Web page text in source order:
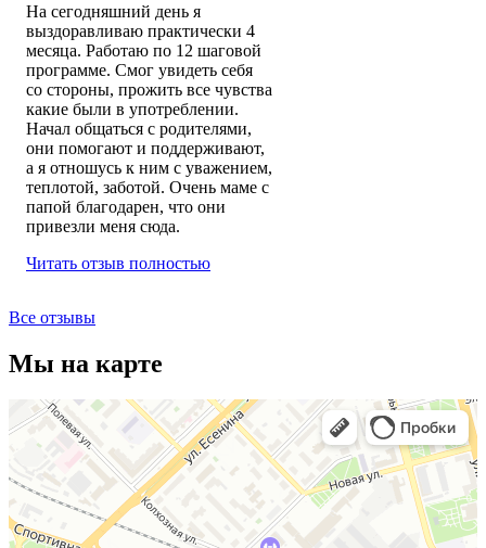
На сегодняшний день я
выздоравливаю практически 4
месяца. Работаю по 12 шаговой
программе. Смог увидеть себя
со стороны, прожить все чувства
какие были в употреблении.
Начал общаться с родителями,
они помогают и поддерживают,
а я отношусь к ним с уважением,
теплотой, заботой. Очень маме с
папой благодарен, что они
привезли меня сюда.
Читать отзыв полностью
Все отзывы
Мы на карте